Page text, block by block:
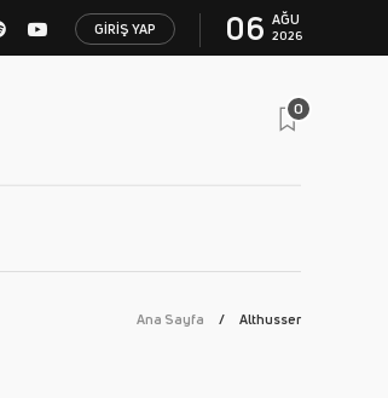
GIRIŞ YAP 06 AĞU
2026
0
Ana Sayfa Althusser